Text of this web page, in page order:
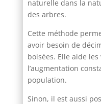
naturelle dans la
des arbres.
Cette méthode
avoir besoin de
boisées. Elle aide
l’augmentation
population.
Sinon, il est aussi